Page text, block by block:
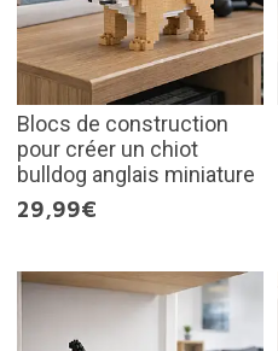
Blocs de construction
pour créer un chiot
bulldog anglais miniature
29,99€